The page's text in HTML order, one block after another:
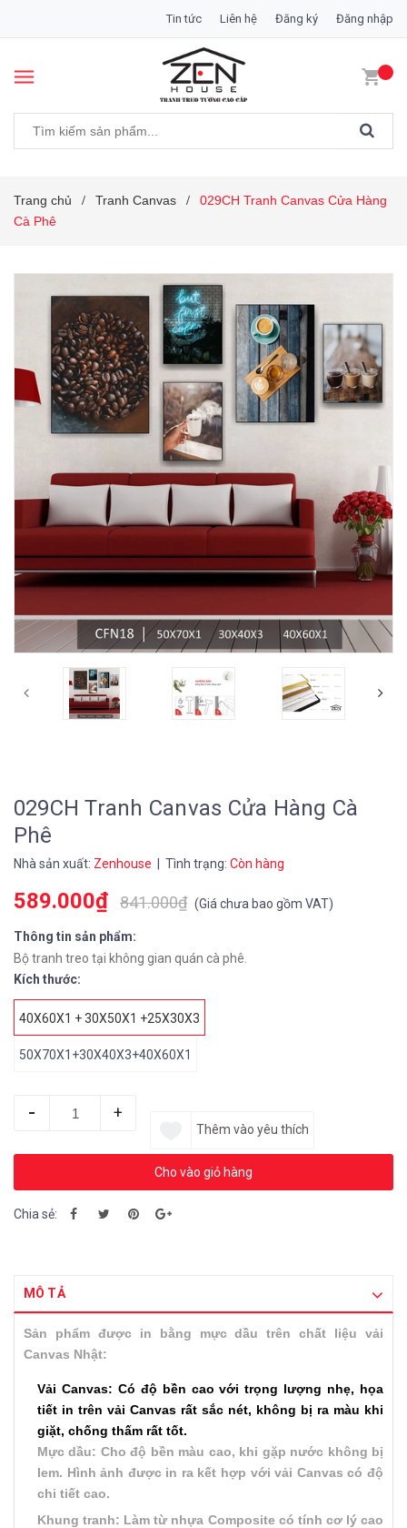
Tin tức Liên hệ Đăng ký Đăng nhập
Trang chủ / Tranh Canvas /
029CH Tranh Canvas Cửa Hàng
Cà Phê
029CH Tranh Canvas Cửa Hàng Cà
Phê
Nhà sản xuất: Zenhouse | Tình trạng: Còn hàng
589.000₫ 841.000₫ (Giá chưa bao gồm VAT)
Thông tin sản phẩm:
Bộ tranh treo tại không gian quán cà phê.
Kích thước:
40X60X1 + 30X50X1 +25X30X3
50X70X1+30X40X3+40X60X1
- +
Cho vào giỏ hàng
Thêm vào yêu thích
Chia sẻ:
MÔ TẢ
Sản phẩm được in bằng mực dầu trên chất liệu vải
Canvas Nhật:
Vải Canvas: Có độ bền cao với trọng lượng nhẹ, họa
tiết in trên vải Canvas rất sắc nét, không bị ra màu khi
giặt, chống thấm rất tốt.
Mực dầu: Cho độ bền màu cao, khi gặp nước không bị
lem. Hình ảnh được in ra kết hợp với vải Canvas có độ
chi tiết cao.
Khung tranh: Làm từ nhựa Composite có tính cơ lý cao